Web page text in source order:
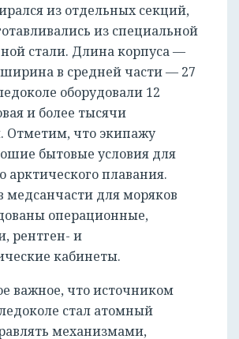
из отдельных секций,
из специальной
стали. Длина корпуса —
ширина в средней части — 27
оборудовали 12
и более тысячи
что экипажу
бытовые условия для
арктического плавания.
медсанчасти для моряков
операционные,
рентген- и
кабинеты.
что источником
стал атомный
механизмами,